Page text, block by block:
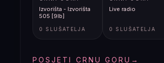
Izvorišta - Izvorišta
505 [9lb]
0 SLUŠATELJA
Live radio
0 SLUŠATELJA
POSJETI CRNU GORU →